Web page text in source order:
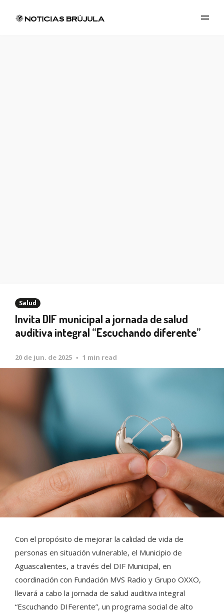
Salud
Invita DIF municipal a jornada de salud
auditiva integral “Escuchando diferente”
20 de jun. de 2025 1 min read
Con el propósito de mejorar la calidad de vida de
personas en situación vulnerable, el Municipio de
Aguascalientes, a través del DIF Municipal, en
coordinación con Fundación MVS Radio y Grupo OXXO,
llevará a cabo la jornada de salud auditiva integral
“Escuchando DIFerente”, un programa social de alto